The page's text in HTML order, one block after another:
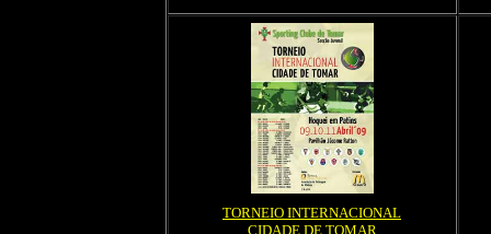
TORNEIO INTERNACIONAL
CIDADE DE TOMAR